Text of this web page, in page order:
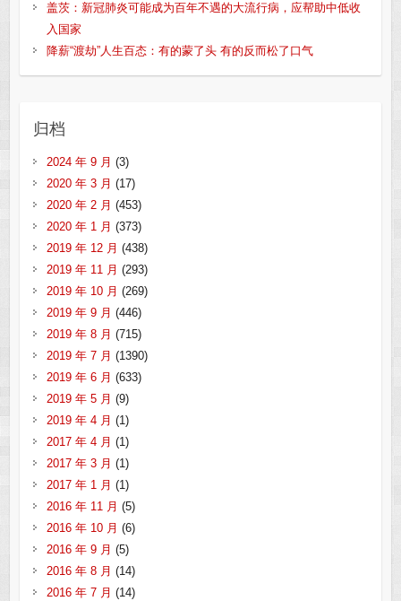
盖茨：新冠肺炎可能成为百年不遇的大流行病，应帮助中低收
入国家
降薪“渡劫”人生百态：有的蒙了头 有的反而松了口气
归档
2024 年 9 月 (3)
2020 年 3 月 (17)
2020 年 2 月 (453)
2020 年 1 月 (373)
2019 年 12 月 (438)
2019 年 11 月 (293)
2019 年 10 月 (269)
2019 年 9 月 (446)
2019 年 8 月 (715)
2019 年 7 月 (1390)
2019 年 6 月 (633)
2019 年 5 月 (9)
2019 年 4 月 (1)
2017 年 4 月 (1)
2017 年 3 月 (1)
2017 年 1 月 (1)
2016 年 11 月 (5)
2016 年 10 月 (6)
2016 年 9 月 (5)
2016 年 8 月 (14)
2016 年 7 月 (14)